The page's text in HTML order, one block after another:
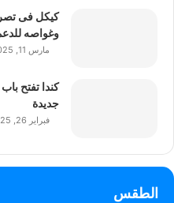
كيكل فى
وغواصه
مارس 11, 2025
كندا تفتح
جديدة
فبراير 26, 2025
الطقس